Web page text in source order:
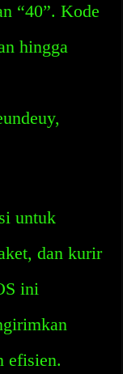
“40”. Kode
hingga
untuk
dan kurir
ini
efisien.